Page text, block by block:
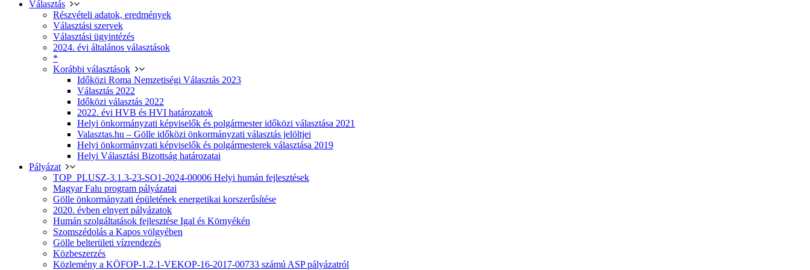
Választás
Részvételi adatok, eredmények
Választási szervek
Választási ügyintézés
2024. évi általános választások
*
Korábbi választások
Időközi Roma Nemzetiségi Választás 2023
Választás 2022
Időközi választás 2022
2022. évi HVB és HVI határozatok
Helyi önkormányzati képviselők és polgármester időközi választása 2021
Valasztas.hu – Gölle időközi önkormányzati választás jelöltjei
Helyi önkormányzati képviselők és polgármesterek választása 2019
Helyi Választási Bizottság határozatai
Pályázat
TOP_PLUSZ-3.1.3-23-SO1-2024-00006 Helyi humán fejlesztések
Magyar Falu program pályázatai
Gölle önkormányzati épületének energetikai korszerűsítése
2020. évben elnyert pályázatok
Humán szolgáltatások fejlesztése Igal és Környékén
Szomszédolás a Kapos völgyében
Gölle belterületi vízrendezés
Közbeszerzés
Közlemény a KÖFOP-1.2.1-VEKOP-16-2017-00733 számú ASP pályázatról